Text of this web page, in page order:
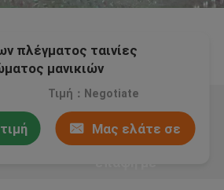
πλέγματος ταινίες
μανικιών
τα Χριστούγεννα
Τιμή：Negotiate
Μας ελάτε σε